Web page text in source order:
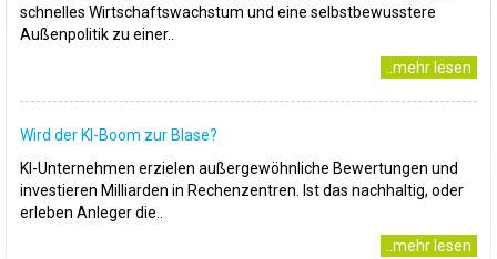
schnelles Wirtschaftswachstum und eine selbstbewusstere
Außenpolitik zu einer..
..mehr lesen
Wird der KI-Boom zur Blase?
KI-Unternehmen erzielen außergewöhnliche Bewertungen und
investieren Milliarden in Rechenzentren. Ist das nachhaltig, oder
erleben Anleger die..
..mehr lesen